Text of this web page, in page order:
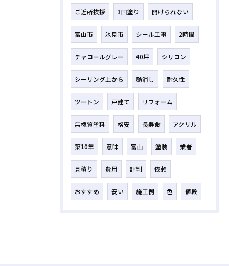
ご近所挨拶 3回塗り 開けられない
富山市 氷見市 シール工事 2時間
チャコールグレー 40坪 シリコン
シーリング上から 艶消し 耐久性
ツートン 戸建て リフォーム
無機質塗料 格安 長寿命 アクリル
築10年 意味 富山 塗装 業者
見積り 費用 評判 依頼
おすすめ 安い 施工例 色 値段